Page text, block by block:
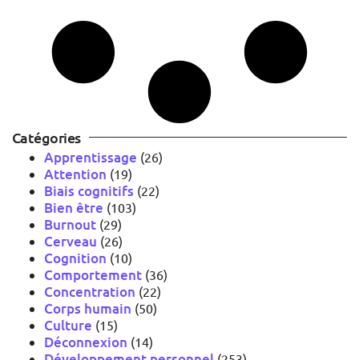
Catégories
Apprentissage (26)
Attention (19)
Biais cognitifs (22)
Bien être (103)
Burnout (29)
Cerveau (26)
Cognition (10)
Comportement (36)
Concentration (22)
Corps humain (50)
Culture (15)
Déconnexion (14)